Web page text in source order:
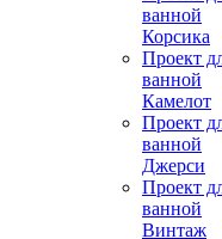
ванной
Корсика
Проект
ванной
Камелот
Проект
ванной
Джерси
Проект
ванной
Винтаж